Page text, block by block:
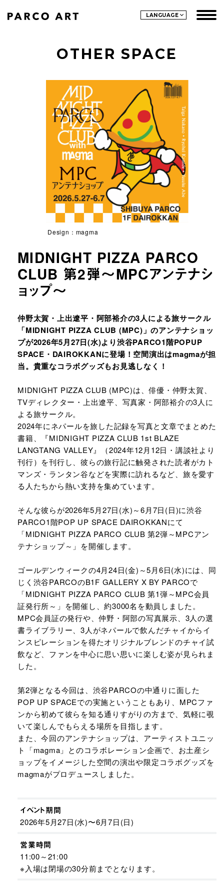
LANGUAGE
OTHER SPACE
Design：magma
MIDNIGHT PIZZA PARCO
CLUB 第2弾～MPCアンテナシ
ョップ～
URLをコピーする
仲野太賀・上出遼平・阿部裕介の3人による旅サークル
「MIDNIGHT PIZZA CLUB (MPC)」のアンテナショッ
プが2026年5月27日(水)より渋谷PARCO1階POPUP
SPACE・DAIROKKANに登場！空間演出はmagmaが担
当。貴重なコラボグッズもお見逃しなく！
MIDNIGHT PIZZA CLUB (MPC)は、俳優・仲野太賀、
TVディレクター・上出遼平、写真家・阿部裕介の3人に
よる旅サークル。
2024年にネパールを旅した記録を写真と文章でまとめた
書籍、『MIDNIGHT PIZZA CLUB 1st BLAZE
LANGTANG VALLEY』（2024年12月12日・講談社より
刊行）を刊行し、彼らの旅行記に触発された読者がカト
マンズ・ランタン谷などを実際に訪れるなど、旅を愛す
る人たちから熱い支持を集めています。
そんな彼らが2026年5月27日(水)～6月7日(日)に渋谷
PARCO1階POP UP SPACE DAIROKKANにて
「MIDNIGHT PIZZA PARCO CLUB 第2弾～MPCアン
テナショップ～」を開催します。
ゴールデンウィークの4月24日(金)～5月6日(水)には、同
じく渋谷PARCOのB1F GALLERY X BY PARCOで
「MIDNIGHT PIZZA PARCO CLUB 第1弾～MPC会員
証発行所～」を開催し、約3000名を動員しました。
MPC会員証の発行や、仲野・阿部の写真展示、3人の選
書ライブラリー、3人がネパールで飲んだチャイからイ
ンスピレーションを得たオリジナルブレンドのチャイ試
飲など、ファンを中心に思い思いに楽しむ姿が見られま
した。
第2弾となる今回は、渋谷PARCOの中通りに面した
POP UP SPACEでの実施ということもあり、MPCファ
ンから初めて彼らを知る通りすがりの方まで、気軽に覗
いて楽しんでもらえる場所を目指します。
また、今回のアンテナショップは、アーティストユニッ
ト「magma」とのコラボレーション企画で、お土産シ
ョップをイメージした空間の演出や限定コラボグッズを
magmaがプロデュースしました。
イベント期間
2026年5月27日(水)〜6月7日(日)
営業時間
11:00～21:00
※入場は閉場の30分前までとなります。